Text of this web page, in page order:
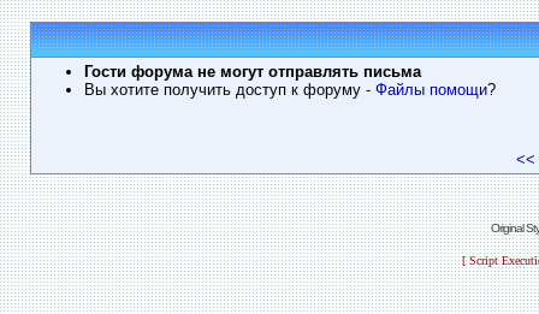
Гости форума не могут отправлять письма
Вы хотите получить доступ к форуму - Файлы помощи?
<<
Original
[ Script